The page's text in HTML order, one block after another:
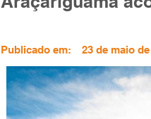
Publicado em: 23 de maio